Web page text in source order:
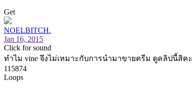
Get
NOELBITCH.
Jan 16, 2015
Click for sound
ทำไม vine จึงไม่เหมาะกับการนำมาขายครีม ดูคลิปนี้สิคะ
115874
Loops